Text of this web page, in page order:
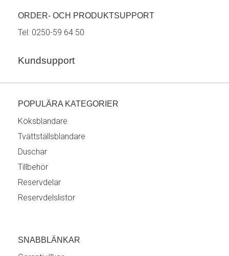
ORDER- OCH PRODUKTSUPPORT
Tel: 0250-59 64 50
Kundsupport
POPULÄRA KATEGORIER
Köksblandare
Tvättställsblandare
Duschar
Tillbehör
Reservdelar
Reservdelslistor
SNABBLÄNKAR